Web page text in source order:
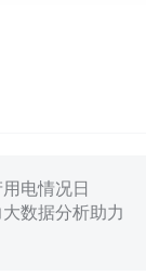
电情况日
数据分析助力